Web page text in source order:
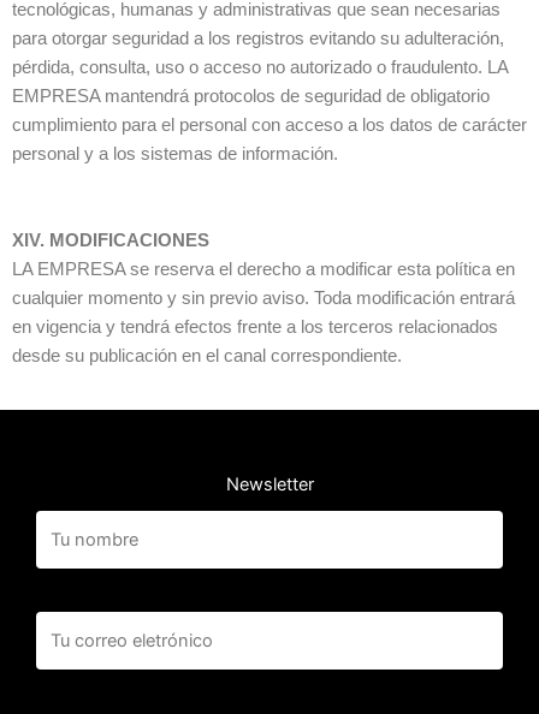
tecnológicas, humanas y administrativas que sean necesarias
para otorgar seguridad a los registros evitando su adulteración,
pérdida, consulta, uso o acceso no autorizado o fraudulento. LA
EMPRESA mantendrá protocolos de seguridad de obligatorio
cumplimiento para el personal con acceso a los datos de carácter
personal y a los sistemas de información.
XIV. MODIFICACIONES
LA EMPRESA se reserva el derecho a modificar esta política en
cualquier momento y sin previo aviso. Toda modificación entrará
en vigencia y tendrá efectos frente a los terceros relacionados
desde su publicación en el canal correspondiente.
Newsletter